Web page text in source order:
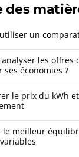
des
un
les offres
ses économies ?
le prix du kWh
le meilleur